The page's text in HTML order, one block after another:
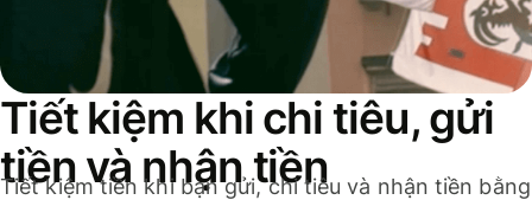
Tiết kiệm khi chi tiêu, gửi
tiền và nhận tiền
Tiết kiệm tiền khi bạn gửi, chi tiêu và nhận tiền bằng